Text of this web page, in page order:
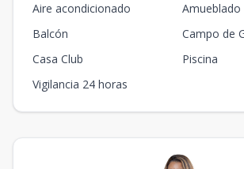
Aire acondicionado
Amueblado
Balcón
Campo de
Casa Club
Piscina
Vigilancia 24 horas